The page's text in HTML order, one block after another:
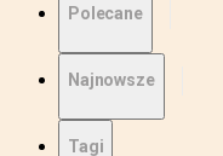
Polecane
Najnowsze
Tagi